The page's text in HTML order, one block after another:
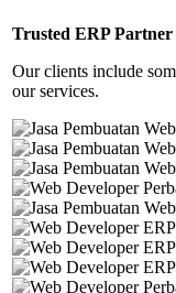
Trusted ERP
Our clients include
our services.